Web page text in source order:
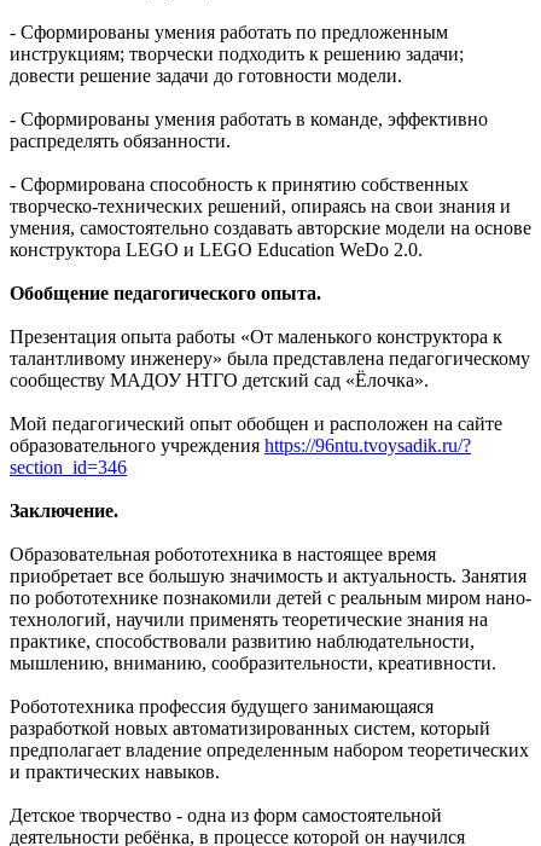
- Сформированы умения работать по предложенным
инструкциям; творчески подходить к решению задачи;
довести решение задачи до готовности модели.
- Сформированы умения работать в команде, эффективно
распределять обязанности.
- Сформирована способность к принятию собственных
творческо-технических решений, опираясь на свои знания и
умения, самостоятельно создавать авторские модели на основе
конструктора LEGO и LEGO Education WeDo 2.0.
Обобщение педагогического опыта.
Презентация опыта работы «От маленького конструктора к
талантливому инженеру» была представлена педагогическому
сообществу МАДОУ НТГО детский сад «Ёлочка».
Мой педагогический опыт обобщен и расположен на сайте
образовательного учреждения https://96ntu.tvoysadik.ru/?
section_id=346
Заключение.
Образовательная робототехника в настоящее время
приобретает все большую значимость и актуальность. Занятия
по робототехнике познакомили детей с реальным миром нано-
технологий, научили применять теоретические знания на
практике, способствовали развитию наблюдательности,
мышлению, вниманию, сообразительности, креативности.
Робототехника профессия будущего занимающаяся
разработкой новых автоматизированных систем, который
предполагает владение определенным набором теоретических
и практических навыков.
Детское творчество - одна из форм самостоятельной
деятельности ребёнка, в процессе которой он научился